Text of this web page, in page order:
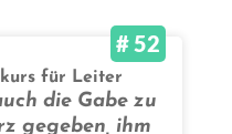
# 52
für Leiter
die Gabe zu
gegeben, ihm